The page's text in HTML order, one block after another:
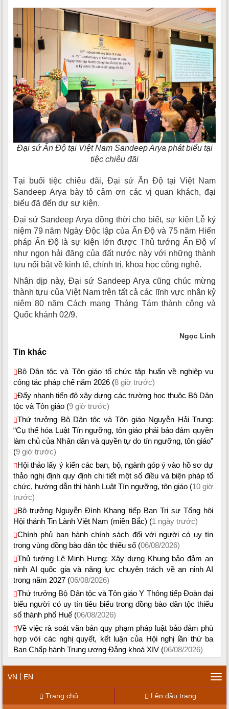
Đại sứ Ấn Độ tại Việt Nam Sandeep Arya phát biểu tại
tiệc chiêu đãi
Tại buổi tiệc chiêu đãi, Đại sứ Ấn Độ tại Việt Nam
Sandeep Arya bày tỏ cảm ơn các vị quan khách, đại
biểu đã đến dự sự kiện.
Đại sứ Sandeep Arya đồng thời cho biết, sự kiện Lễ kỷ
niệm 79 năm Ngày Độc lập của Ấn Độ và 75 năm Hiến
pháp Ấn Độ là sự kiện lớn được Thủ tướng Ấn Độ ví
như ngọn hải đăng của đất nước này với những thành
tựu nổi bật về kinh tế, chính trị, khoa học công nghệ.
Nhân dịp này, Đại sứ Sandeep Arya cũng chúc mừng
thành tựu của Việt Nam trên tất cả các lĩnh vực nhân kỷ
niệm 80 năm Cách mạng Tháng Tám thành công và
Quốc khánh 02/9.
Ngọc Linh
Tin khác
Bộ Dân tộc và Tôn giáo tổ chức tập huấn về nghiệp vụ
công tác pháp chế năm 2026 (8 giờ trước)
Đẩy nhanh tiến độ xây dựng các trường học thuộc Bộ Dân
tộc và Tôn giáo (9 giờ trước)
Thứ trưởng Bộ Dân tộc và Tôn giáo Nguyễn Hải Trung:
“Cụ thể hóa Luật Tín ngưỡng, tôn giáo phải bảo đảm quyền
làm chủ của Nhân dân và quyền tự do tín ngưỡng, tôn giáo”
(9 giờ trước)
Hội thảo lấy ý kiến các ban, bộ, ngành góp ý vào hồ sơ dự
thảo nghị định quy định chi tiết một số điều và biện pháp tổ
chức, hướng dẫn thi hành Luật Tín ngưỡng, tôn giáo (10 giờ
trước)
Bộ trưởng Nguyễn Đình Khang tiếp Ban Trị sự Tổng hội
Hội thánh Tin Lành Việt Nam (miền Bắc) (1 ngày trước)
Chính phủ ban hành chính sách đối với người có uy tín
trong vùng đồng bào dân tộc thiểu số (06/08/2026)
Thủ tướng Lê Minh Hưng: Xây dựng Khung bảo đảm an
ninh AI quốc gia và năng lực chuyên trách về an ninh AI
trong năm 2027 (06/08/2026)
Thứ trưởng Bộ Dân tộc và Tôn giáo Y Thông tiếp Đoàn đại
biểu người có uy tín tiêu biểu trong đồng bào dân tộc thiểu
số thành phố Huế (06/08/2026)
Về việc rà soát văn bản quy phạm pháp luật bảo đảm phù
hợp với các nghị quyết, kết luận của Hội nghị lần thứ ba
Ban Chấp hành Trung ương Đảng khoá XIV (06/08/2026)
VN | EN
Trang chủ
Lên đầu trang